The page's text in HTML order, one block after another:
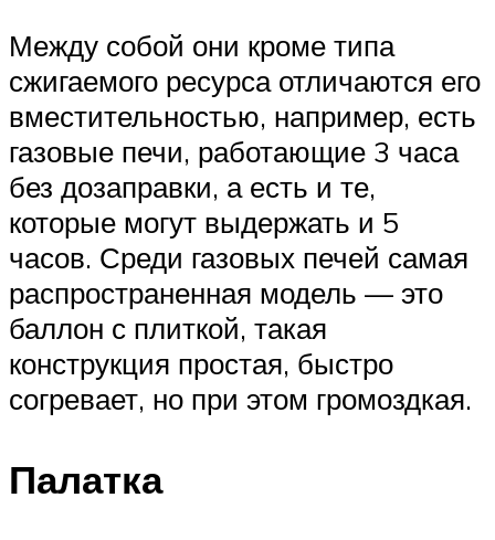
Между собой они кроме типа
сжигаемого ресурса отличаются его
вместительностью, например, есть
газовые печи, работающие 3 часа
без дозаправки, а есть и те,
которые могут выдержать и 5
часов. Среди газовых печей самая
распространенная модель — это
баллон с плиткой, такая
конструкция простая, быстро
согревает, но при этом громоздкая.
Палатка